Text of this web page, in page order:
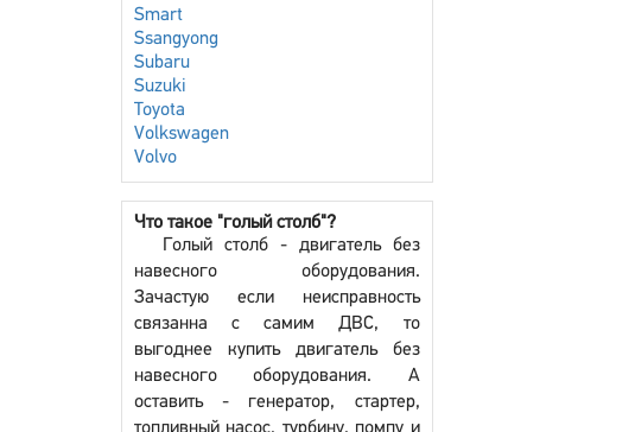
Smart
Ssangyong
Subaru
Suzuki
Toyota
Volkswagen
Volvo
Что такое "голый столб"?
Голый столб - двигатель без
навесного оборудования.
Зачастую если неисправность
связанна с самим ДВС, то
выгоднее купить двигатель без
навесного оборудования. А
оставить - генератор, стартер,